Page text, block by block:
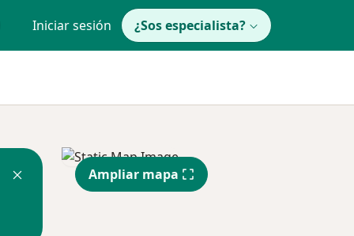
Iniciar sesión ¿Sos especialista?
Ampliar mapa